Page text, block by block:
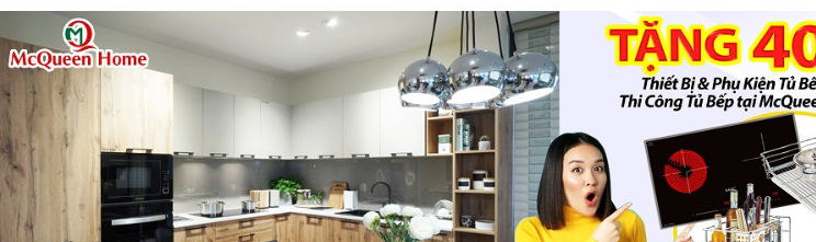
Công suất hút khỏe, động cơ turbin đôi
Máy hút mùi Eurosun EH-90K26S
được trang bị động cơ tua bin đôi
hút lớn nhất.Công suất động cơ 190W, công suất hút cực mạnh 1000m3/h
ăn làm sạch không khí mang lại cho căn bếp luôn thông thoáng.